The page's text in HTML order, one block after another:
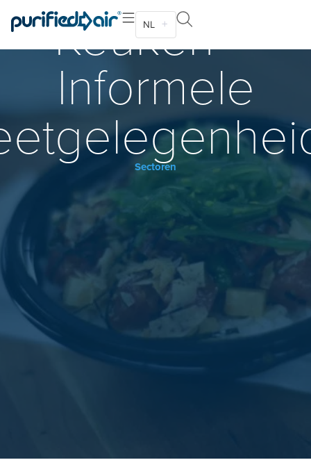
NL
Keuken –
Informele
Sectoren